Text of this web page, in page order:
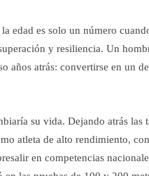
edad es solo un número
y resiliencia. Un
años atrás: convertirse en un
su vida. Dejando atrás las
atleta de alto rendimiento,
en competencias